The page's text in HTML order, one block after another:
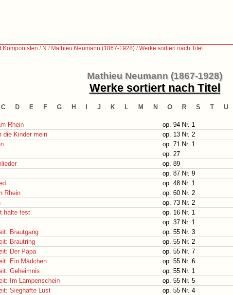
Komponisten / N / Mathieu Neumann (1867-1928) /Werke sortiert nach Titel
Mathieu Neumann (1867-1928)
Werke sortiert nach Titel
C D E F G H J K L M N O R S T U
Rhein op. 94 Nr. 1
die Kinder mein
op. 13 Nr. 2
op. 71 Nr. 1
op. 27
op. 89
op. 87 Nr. 9
op. 48 Nr. 1
Rhein
op. 60 Nr. 2
op. 73 Nr. 2
halte fest
op. 16 Nr. 1
op. 37 Nr. 1
Brautgang
op. 55 Nr. 3
Brautring
op. 55 Nr. 2
Der Papa
op. 55 Nr. 7
Ein Mädchen
op. 55 Nr. 6
Geheimnis
op. 55 Nr. 1
Im Lampenschein
op. 55 Nr. 5
Sieghafte Lust
op. 55 Nr. 4